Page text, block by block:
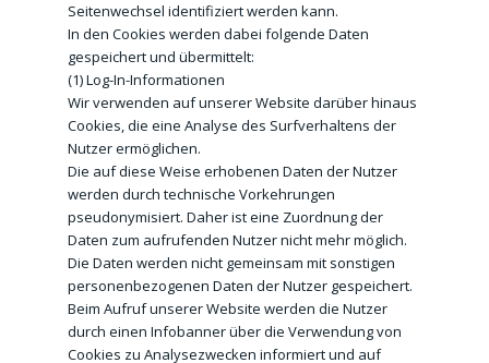
Seitenwechsel identifiziert werden kann.
In den Cookies werden dabei folgende Daten
gespeichert und übermittelt:
(1) Log-In-Informationen
Wir verwenden auf unserer Website darüber hinaus
Cookies, die eine Analyse des Surfverhaltens der
Nutzer ermöglichen.
Die auf diese Weise erhobenen Daten der Nutzer
werden durch technische Vorkehrungen
pseudonymisiert. Daher ist eine Zuordnung der
Daten zum aufrufenden Nutzer nicht mehr möglich.
Die Daten werden nicht gemeinsam mit sonstigen
personenbezogenen Daten der Nutzer gespeichert.
Beim Aufruf unserer Website werden die Nutzer
durch einen Infobanner über die Verwendung von
Cookies zu Analysezwecken informiert und auf